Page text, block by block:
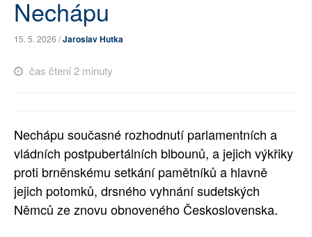
Nechápu
15. 5. 2026 /Jaroslav Hutka
čas čtení 2 minuty
Nechápu současné rozhodnutí parlamentních a
vládních postpubertálních blbounů, a jejich výkřiky
proti brněnskému setkání pamětníků a hlavně
jejich potomků, drsného vyhnání sudetských
Němců ze znovu obnoveného Československa.